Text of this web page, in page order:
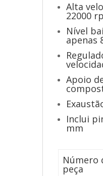
Alta
22000
Nível
apenas
Apoio
Inclui
mm
Número
peça